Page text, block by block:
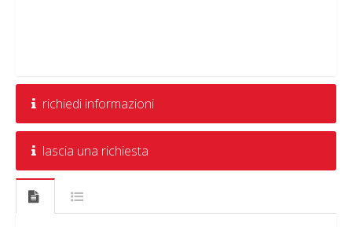
richiedi informazioni
lascia una richiesta